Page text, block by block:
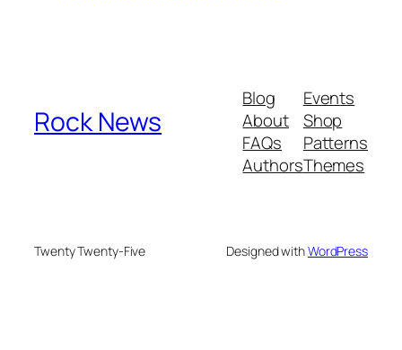
Rock News
Blog
About
FAQs
Authors
Events
Shop
Patterns
Themes
Twenty Twenty-Five Designed withWordPress